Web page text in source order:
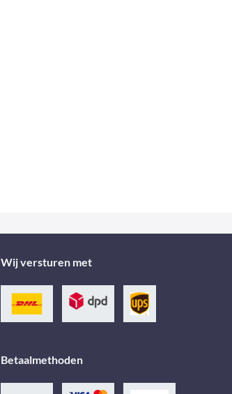
Wij versturen met
Betaalmethoden